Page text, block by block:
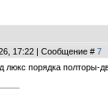
17:22 | Сообщение # 7
люкс порядка полторы-